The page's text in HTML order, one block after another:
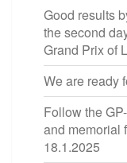
Good results
the second
Grand Prix of
We are ready
Follow the
and memorial
18.1.2025